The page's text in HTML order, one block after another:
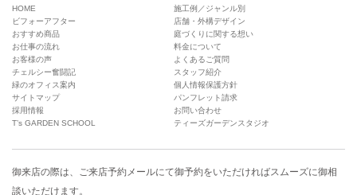
HOME
施工例／ジャンル別
ビフォーアフター
店舗・外構デザイン
おすすめ商品
庭づくりに関する想い
お仕事の流れ
料金について
お客様の声
よくあるご質問
チェルシー奮闘記
スタッフ紹介
緑のオフィス案内
個人情報保護方針
サイトマップ
パンフレット請求
採用情報
お問い合わせ
T’s GARDEN SCHOOL
ティーズガーデンスタジオ
御来店の際は、 ご来店予約メールにて御予約をいただければスムーズに御相
談いただけます。